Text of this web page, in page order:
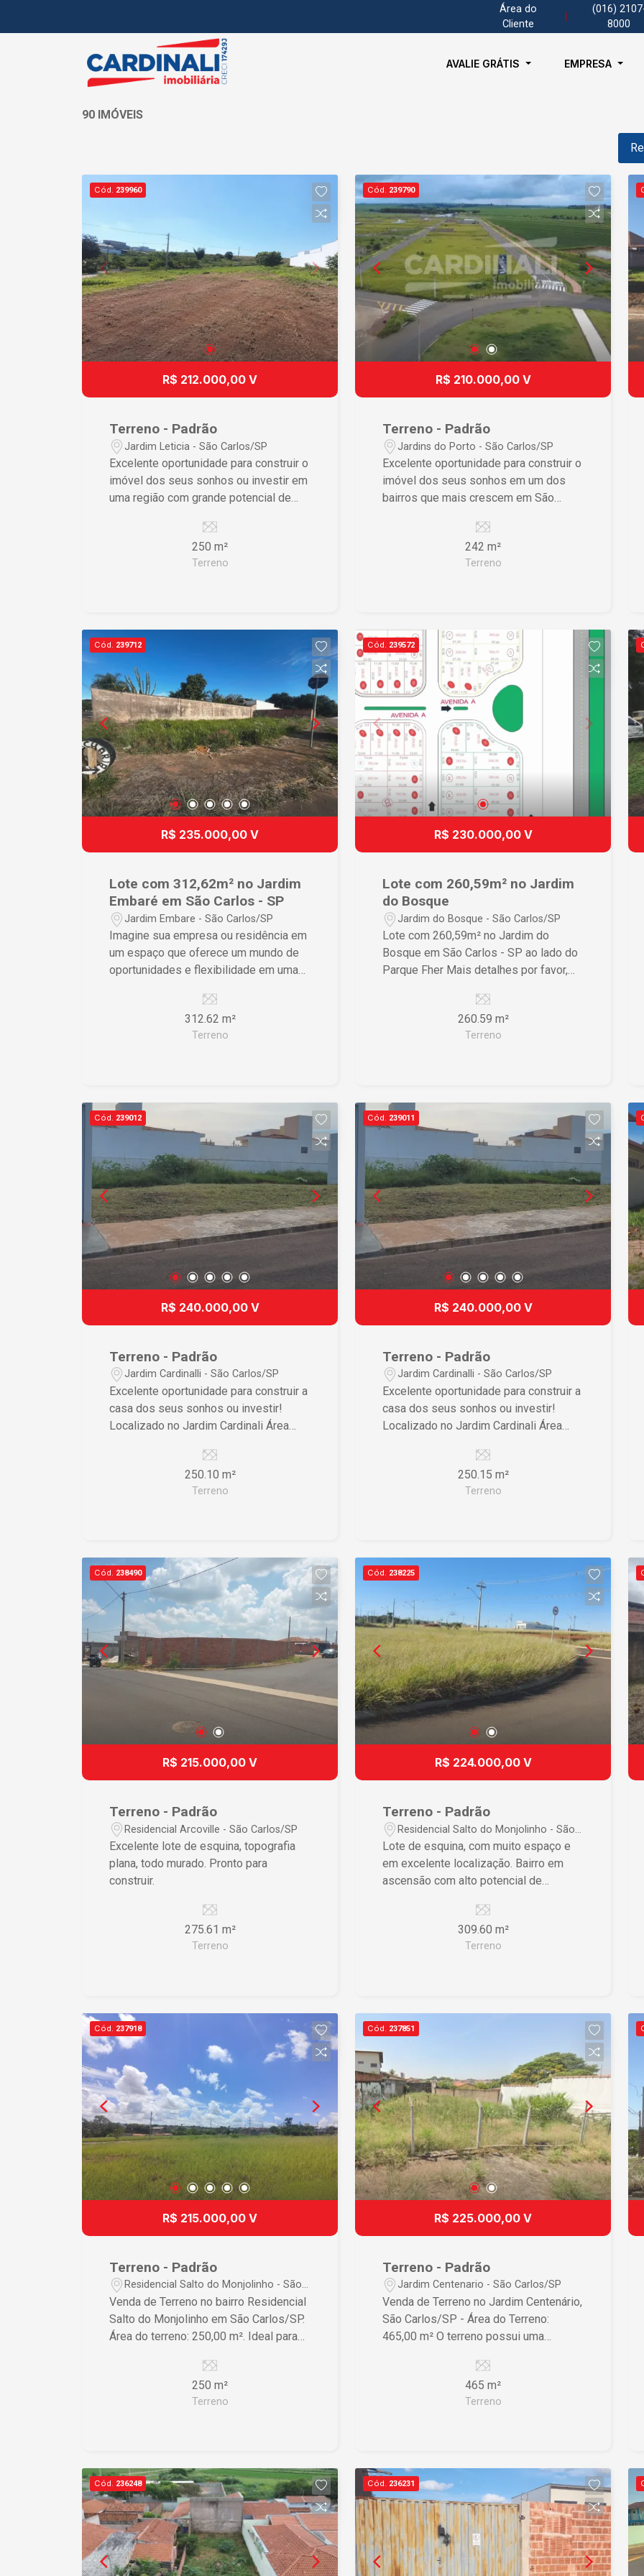
Área do
Cliente
(016)
8000
AVALIE GRÁTIS EMPRESA
90 IMÓVEIS
Cód. 239960
R$ 212.000,00 V
Terreno - Padrão
Jardim Leticia - São Carlos/SP
Excelente oportunidade para construir o
imóvel dos seus sonhos ou investir em
uma região com grande potencial de
- São Carlos/SP Área do terreno: 250
terreno oferece o espaço ideal para a
família. Localizado em um bairro
tranquilo e em constante
desenvolvimento, proporciona
praticidade, qualidade de vida e fácil
acesso aos principais pontos da
cidade. Não perca esta oportunidade!
Entre em contato para mais
informações e agende uma visita.
250 m²
Terreno
Cód. 239790
R$ 210.000,00 V
Terreno - Padrão
Jardins do Porto - São Carlos/SP
Excelente oportunidade para construir o
imóvel dos seus sonhos em um dos
bairros que mais crescem em São
para projetos residenciais, oferecendo
praticidade na construção e excelente
aproveitamento da área. Localizado no
cidade e próximo a comércios, escolas
e serviços essenciais. Aproveite esta
oportunidade e venha conhecer este
excelente terreno!
242 m²
Terreno
Cód. 239712
R$ 235.000,00 V
Lote com 312,62m² no Jardim
Embaré em São Carlos - SP
Jardim Embare - São Carlos/SP
Imagine sua empresa ou residência em
um espaço que oferece um mundo de
oportunidades e flexibilidade em uma
312,62m² Mais detalhes por favor,
entrar em contato312.62 m²
Terreno
Cód. 239572
R$ 230.000,00 V
Lote com 260,59m² no Jardim
do Bosque
Jardim do Bosque - São Carlos/SP
Lote com 260,59m² no Jardim do
Bosque em São Carlos - SP ao lado do
Parque Fher Mais detalhes por favor,
260.59 m²
Terreno
Cód. 239012
R$ 240.000,00 V
Terreno - Padrão
Jardim Cardinalli - São Carlos/SP
Excelente oportunidade para construir a
casa dos seus sonhos ou investir!
Localizado no Jardim Cardinali Área
Região tranquila e valorizada Fácil
acesso aos principais pontos da cidade
Entre em contato para mais
250.10 m²
Terreno
Cód. 239011
R$ 240.000,00 V
Terreno - Padrão
Jardim Cardinalli - São Carlos/SP
Excelente oportunidade para construir a
casa dos seus sonhos ou investir!
Localizado no Jardim Cardinali Área
Região tranquila e valorizada Fácil
acesso aos principais pontos da cidade
Entre em contato para mais
250.15 m²
Terreno
Cód. 238490
R$ 215.000,00 V
Terreno - Padrão
Residencial Arcoville - São Carlos/SP
Excelente lote de esquina, topografia
plana, todo murado. Pronto para
construir.
275.61 m²
Terreno
Cód. 238225
R$ 224.000,00 V
Terreno - Padrão
Residencial Salto do Monjolinho - São
Carlos/SP
Lote de esquina, com muito espaço e
em excelente localização. Bairro em
ascensão com alto potencial de
309.60 m²
Terreno
Cód. 237918
R$ 215.000,00 V
Terreno - Padrão
Residencial Salto do Monjolinho - São
Carlos/SP
Venda de Terreno no bairro Residencial
Salto do Monjolinho em São Carlos/SP.
Área do terreno: 250,00 m². Ideal para
uma localização tranquila e com
oportunidade! Para mais informações,
250 m²
Terreno
Cód. 237851
R$ 225.000,00 V
Terreno - Padrão
Jardim Centenario - São Carlos/SP
Venda de Terreno no Jardim Centenário,
São Carlos/SP - Área do Terreno:
465,00 m² O terreno possui uma
construção de uma residência ou
empreendimento. Com um bom espaço,
oferece diversas possibilidades de
465 m²
Terreno
Cód. 236248 Cód. 236231